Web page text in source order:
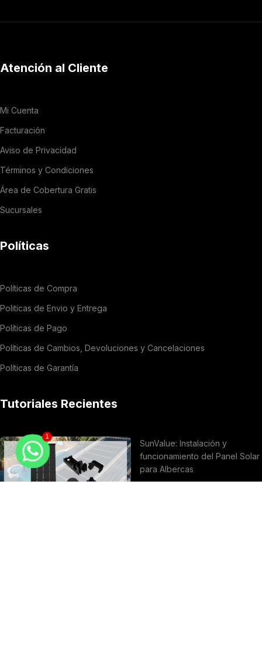
Atención al Cliente
Mi Cuenta
Facturación
Aviso de Privacidad
Términos y Condiciones
Área de Cobertura Gratis
Sucursales
Políticas
Políticas de Compra
Politicas de Envio y Entrega
Políticas de Pago
Políticas de Cambios, Devoluciones y Cancelaciones
Políticas de Garantía
Tutoriales Recientes
SunValue: Instalación y
funcionamiento del Panel Solar
para Albercas
1